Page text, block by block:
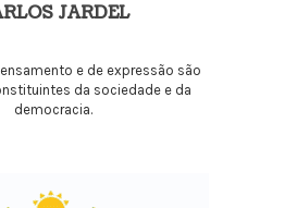
JARDEL
e de expressão são
da sociedade e da
democracia.